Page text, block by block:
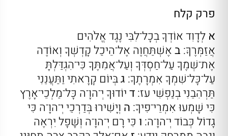
פרק קלח
א לְדָוִד אוֹדְךָ בְכָל־לִבִּי נֶגֶד אֱלֹהִים
אֲזַמְּרֶךָּ: באֶשְׁתַּחֲוֶה אֶל־הֵיכַל קָדְשְׁךָ וְאוֹדֶה
אֶת־שְׁמֶךָ עַל־חַסְדְּךָ וְעַל־אֲמִתֶּךָ כִּי־הִגְדַּלְתָּ
עַל־כָּל־שִׁמְךָ אִמְרָתֶךָ: גבְּיוֹם קָרָאתִי וַתַּעֲנֵנִי
תַּרְהִבֵנִי בְנַפְשִׁי עז:דיוֹדוּךָ יְ־הוָ־ה כָּל־מַלְכֵי־אָרֶץ
כִּי שָׁמְעוּ אִמְרֵי־פִיךָ: ה וְיָשִׁירוּ בְּדַרְכֵי יְ־הוָ־ה כִּי
גָדוֹל כְּבוֹד יְ־הוָ־ה: ו כִּי רָם יְ־הוָ־ה וְשָׁפָל יִרְאֶה